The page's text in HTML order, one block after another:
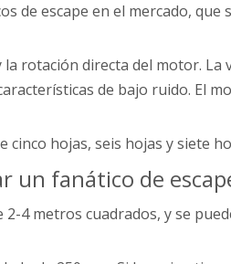
de escape en el mercado,
rotación directa del motor.
de bajo ruido. El
hojas, seis hojas y siete
un fanático de
4 metros cuadrados, y se